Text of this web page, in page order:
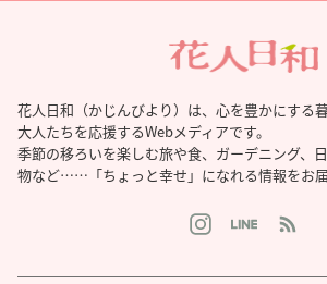
花人日和（かじんびより）は、心を豊かにする
大人たちを応援するWebメディアです。
季節の移ろいを楽しむ旅や食、ガーデニング、
物など……「ちょっと幸せ」になれる情報をお届